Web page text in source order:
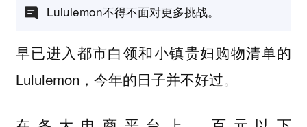
Lululemon不得不面对更多挑战。
早已进入都市白领和小镇贵妇购物清单的
Lululemon，今年的日子并不好过。